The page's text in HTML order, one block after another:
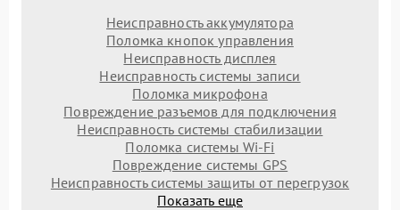
Неисправность аккумулятора
Поломка кнопок управления
Неисправность дисплея
Неисправность системы записи
Поломка микрофона
Повреждение разъемов для подключения
Неисправность системы стабилизации
Поломка системы Wi-Fi
Повреждение системы GPS
Неисправность системы защиты от перегрузок
Показать еще